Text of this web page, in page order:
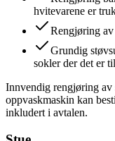
hvitevarene er
Rengjøring
Grundig
sokler der det er
Innvendig rengjøring
oppvaskmaskin kan
inkludert i avtalen.